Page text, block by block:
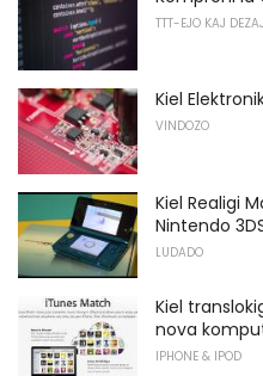
TTT-EJO KAJ
Kiel
VINDOZO
Kiel Realigi
Nintendo
LUDADO
Kiel
nova
IPHONE & IPOD